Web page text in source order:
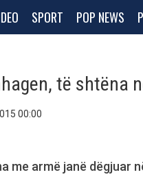
SPORT POP NEWS
të shtëna
00:00
me armë janë dëgjuar